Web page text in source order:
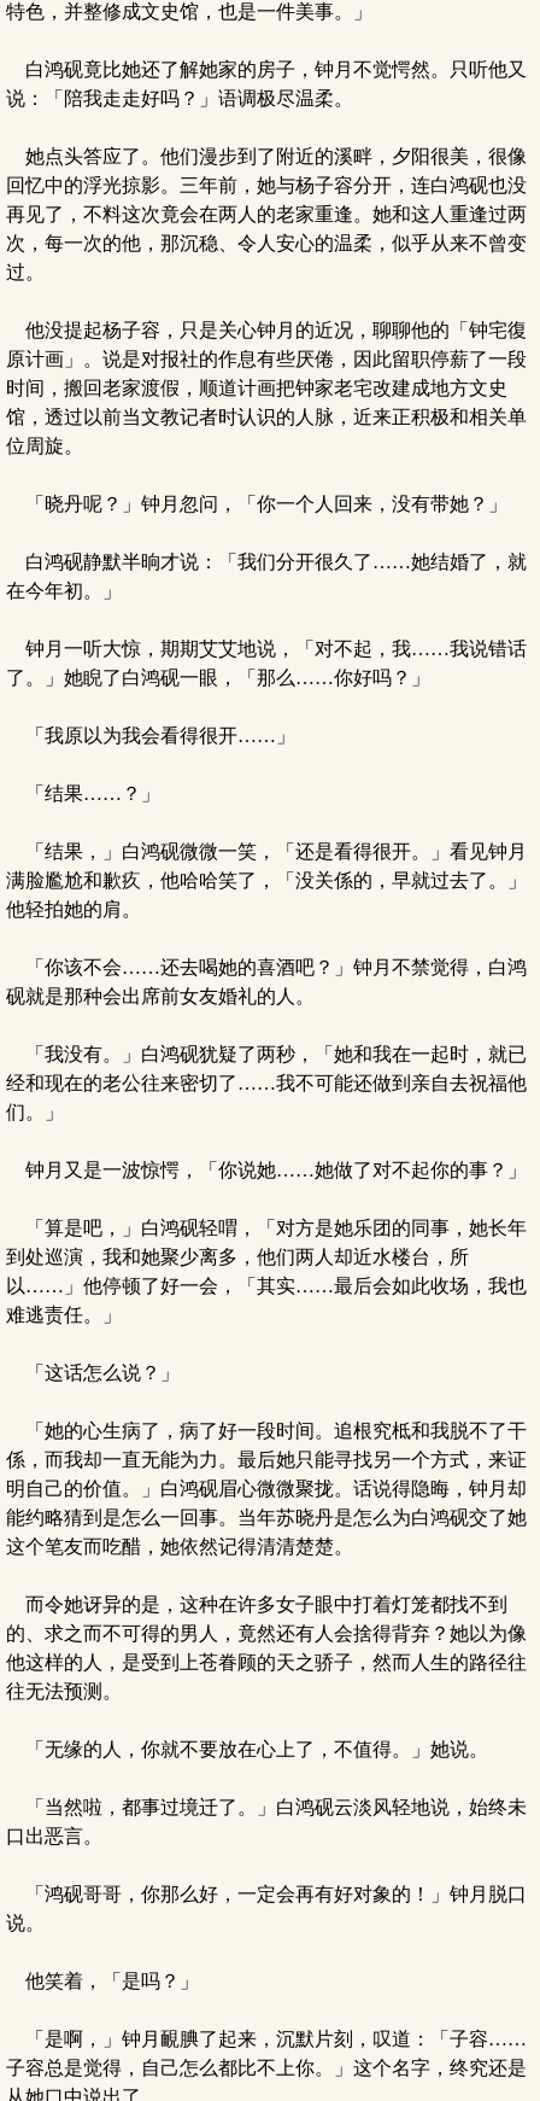
特色，并整修成文史馆，也是一件美事。」
白鸿砚竟比她还了解她家的房子，钟月不觉愕然。只听他又
说：「陪我走走好吗？」语调极尽温柔。
她点头答应了。他们漫步到了附近的溪畔，夕阳很美，很像
回忆中的浮光掠影。三年前，她与杨子容分开，连白鸿砚也没
再见了，不料这次竟会在两人的老家重逢。她和这人重逢过两
次，每一次的他，那沉稳、令人安心的温柔，似乎从来不曾变
过。
他没提起杨子容，只是关心钟月的近况，聊聊他的「钟宅復
原计画」。说是对报社的作息有些厌倦，因此留职停薪了一段
时间，搬回老家渡假，顺道计画把钟家老宅改建成地方文史
馆，透过以前当文教记者时认识的人脉，近来正积极和相关单
位周旋。
「晓丹呢？」钟月忽问，「你一个人回来，没有带她？」
白鸿砚静默半晌才说：「我们分开很久了……她结婚了，就
在今年初。」
钟月一听大惊，期期艾艾地说，「对不起，我……我说错话
了。」她睨了白鸿砚一眼，「那么……你好吗？」
「我原以为我会看得很开……」
「结果……？」
「结果，」白鸿砚微微一笑，「还是看得很开。」看见钟月
满脸尷尬和歉疚，他哈哈笑了，「没关係的，早就过去了。」
他轻拍她的肩。
「你该不会……还去喝她的喜酒吧？」钟月不禁觉得，白鸿
砚就是那种会出席前女友婚礼的人。
「我没有。」白鸿砚犹疑了两秒，「她和我在一起时，就已
经和现在的老公往来密切了……我不可能还做到亲自去祝福他
们。」
钟月又是一波惊愕，「你说她……她做了对不起你的事？」
「算是吧，」白鸿砚轻喟，「对方是她乐团的同事，她长年
到处巡演，我和她聚少离多，他们两人却近水楼台，所
以……」他停顿了好一会，「其实……最后会如此收场，我也
难逃责任。」
「这话怎么说？」
「她的心生病了，病了好一段时间。追根究柢和我脱不了干
係，而我却一直无能为力。最后她只能寻找另一个方式，来证
明自己的价值。」白鸿砚眉心微微聚拢。话说得隐晦，钟月却
能约略猜到是怎么一回事。当年苏晓丹是怎么为白鸿砚交了她
这个笔友而吃醋，她依然记得清清楚楚。
而令她讶异的是，这种在许多女子眼中打着灯笼都找不到
的、求之而不可得的男人，竟然还有人会捨得背弃？她以为像
他这样的人，是受到上苍眷顾的天之骄子，然而人生的路径往
往无法预测。
「无缘的人，你就不要放在心上了，不值得。」她说。
「当然啦，都事过境迁了。」白鸿砚云淡风轻地说，始终未
口出恶言。
「鸿砚哥哥，你那么好，一定会再有好对象的！」钟月脱口
说。
他笑着，「是吗？」
「是啊，」钟月靦腆了起来，沉默片刻，叹道：「子容……
子容总是觉得，自己怎么都比不上你。」这个名字，终究还是
从她口中说出了。